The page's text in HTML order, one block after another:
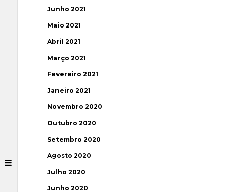
Junho 2021
Maio 2021
Abril 2021
Março 2021
Fevereiro 2021
Janeiro 2021
Novembro 2020
Outubro 2020
Setembro 2020
Agosto 2020
Julho 2020
Junho 2020